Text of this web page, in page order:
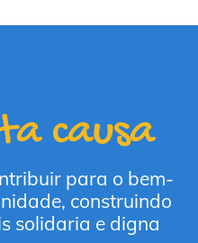
causa
para o bem-
construindo
solidaria e digna